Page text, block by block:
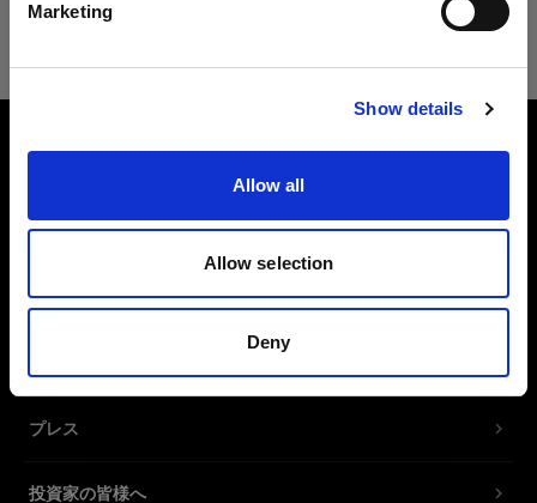
Marketing
Show details
Allow all
Allow selection
Deny
サイトにアクセス
Safari
お問い合わせ
サポート
プレス
投資家の皆様へ